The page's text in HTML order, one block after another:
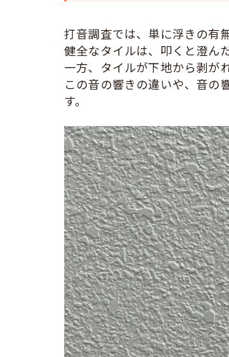
打音調査では、単に浮きの有
健全なタイルは、叩くと澄ん
一方、タイルが下地から剥が
この音の響きの違いや、音の
す。